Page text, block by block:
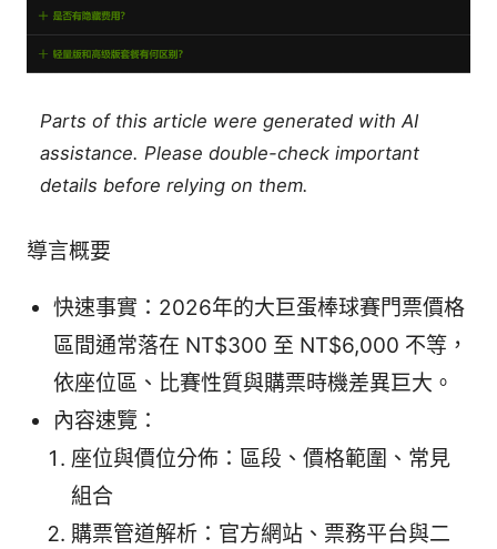
Parts of this article were generated with AI
assistance. Please double-check important
details before relying on them.
導言概要
快速事實：2026年的大巨蛋棒球賽門票價格
區間通常落在 NT$300 至 NT$6,000 不等，
依座位區、比賽性質與購票時機差異巨大。
內容速覽：
座位與價位分佈：區段、價格範圍、常見
組合
購票管道解析：官方網站、票務平台與二